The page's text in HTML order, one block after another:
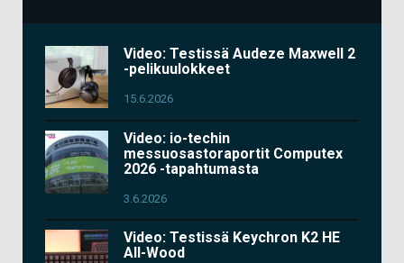
Video: Testissä Audeze Maxwell 2
-pelikuulokkeet
15.6.2026
Video: io-techin
messuosastoraportit Computex
2026 -tapahtumasta
3.6.2026
Video: Testissä Keychron K2 HE
All-Wood